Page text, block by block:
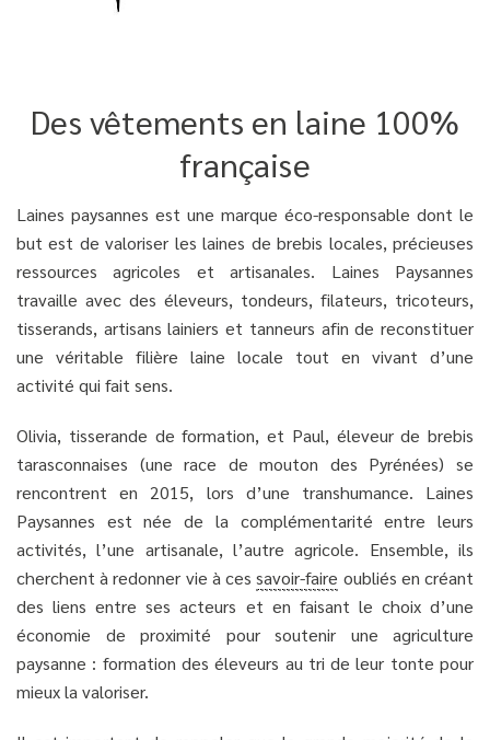
Des vêtements en laine 100%
française
Laines paysannes est une marque éco-responsable dont le
but est de valoriser les laines de brebis locales, précieuses
ressources agricoles et artisanales. Laines Paysannes
travaille avec des éleveurs, tondeurs, filateurs, tricoteurs,
tisserands, artisans lainiers et tanneurs afin de reconstituer
une véritable filière laine locale tout en vivant d’une
activité qui fait sens.
Olivia, tisserande de formation, et Paul, éleveur de brebis
tarasconnaises (une race de mouton des Pyrénées) se
rencontrent en 2015, lors d’une transhumance. Laines
Paysannes est née de la complémentarité entre leurs
activités, l’une artisanale, l’autre agricole. Ensemble, ils
cherchent à redonner vie à cessavoir-faire oubliés en créant
des liens entre ses acteurs et en faisant le choix d’une
économie de proximité pour soutenir une agriculture
paysanne : formation des éleveurs au tri de leur tonte pour
mieux la valoriser.